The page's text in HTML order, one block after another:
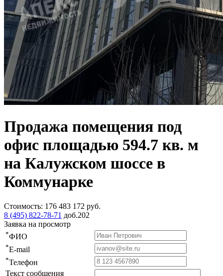
Продажа помещения под
офис площадью 594.7 кв. м
на Калужском шоссе в
Коммунарке
Стоимость: 176 483 172 руб.
8 (495) 822-78-71 доб.202
Заявка на просмотр
*ФИО
*E-mail
*Телефон
Текст сообщения